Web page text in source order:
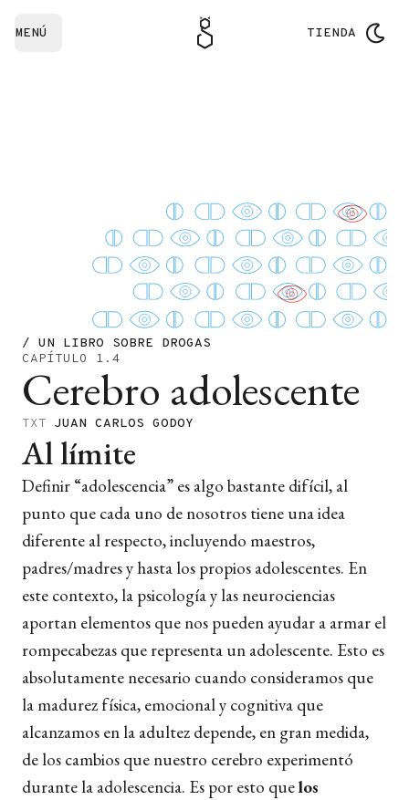
MENÚ TIENDA
/ UN LIBRO SOBRE DROGAS
CAPÍTULO 1.4
Cerebro adolescente
TXT JUAN CARLOS GODOY
Al límite
Definir “adolescencia” es algo bastante difícil, al
punto que cada uno de nosotros tiene una idea
diferente al respecto, incluyendo maestros,
padres/madres y hasta los propios adolescentes. En
este contexto, la psicología y las neurociencias
aportan elementos que nos pueden ayudar a armar el
rompecabezas que representa un adolescente. Esto es
absolutamente necesario cuando consideramos que
la madurez física, emocional y cognitiva que
alcanzamos en la adultez depende, en gran medida,
de los cambios que nuestro cerebro experimentó
durante la adolescencia. Es por esto quelos